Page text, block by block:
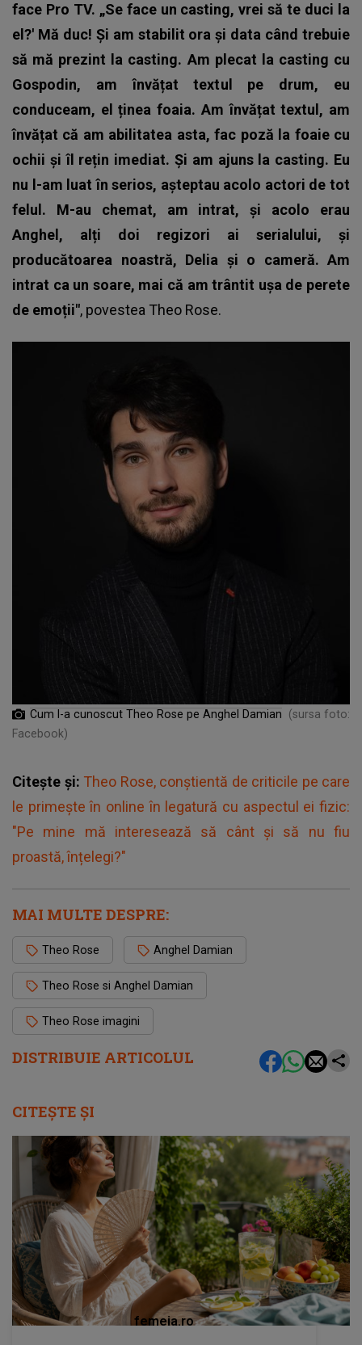
DISTRIBUIE ARTICOLUL
face Pro TV. „Se face un casting, vrei să te duci la
el?' Mă duc! Și am stabilit ora și data când trebuie
să mă prezint la casting. Am plecat la casting cu
Gospodin, am învățat textul pe drum, eu
conduceam, el ținea foaia. Am învățat textul, am
învățat că am abilitatea asta, fac poză la foaie cu
ochii și îl rețin imediat. Și am ajuns la casting. Eu
nu l-am luat în serios, așteptau acolo actori de tot
felul. M-au chemat, am intrat, și acolo erau
Anghel, alți doi regizori ai serialului, și
producătoarea noastră, Delia și o cameră. Am
intrat ca un soare, mai că am trântit ușa de perete
de emoții", povestea Theo Rose.
Cum l-a cunoscut Theo Rose pe Anghel Damian
(sursa foto:
Facebook)
Citește și: Theo Rose, conștientă de criticile pe care
le primește în online în legatură cu aspectul ei fizic:
"Pe mine mă interesează să cânt și să nu fiu
proastă, înțelegi?"
MAI MULTE DESPRE:
Theo Rose Anghel Damian
Theo Rose si Anghel Damian
Theo Rose imagini
CITEȘTE ȘI
femeia.ro